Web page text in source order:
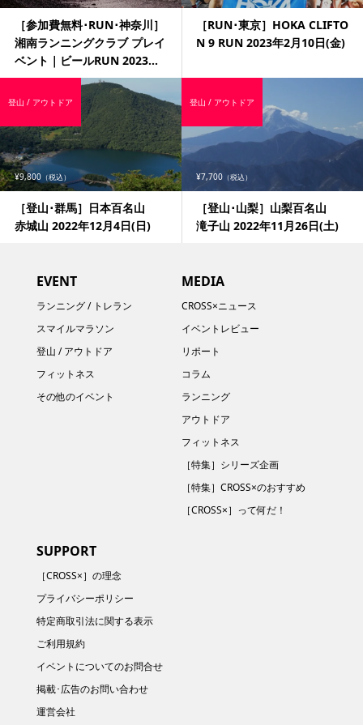
［参加費無料･RUN･神奈川］
湘南ランニングクラブ プレイ
ベント｜ビールRUN 2023...
［RUN･東京］HOKA CLIFTO
N 9 RUN 2023年2月10日(金)
¥9,800 （税込）
［登山･群馬］日本百名山
赤城山 2022年12月4日(日)
登山 / アウトドア
¥7,700 （税込）
［登山･山梨］山梨百名山
滝子山 2022年11月26日(土)
登山 / アウトドア
EVENT
ランニング / トレラン
スマイルマラソン
登山 / アウトドア
フィットネス
その他のイベント
MEDIA
CROSS×ニュース
イベントレビュー
リポート
コラム
ランニング
アウトドア
フィットネス
［特集］シリーズ企画
［特集］CROSS×のおすすめ
［CROSS×］って何だ！
SUPPORT
［CROSS×］の理念
プライバシーポリシー
特定商取引法に関する表示
ご利用規約
イベントについてのお問合せ
掲載･広告のお問い合わせ
運営会社